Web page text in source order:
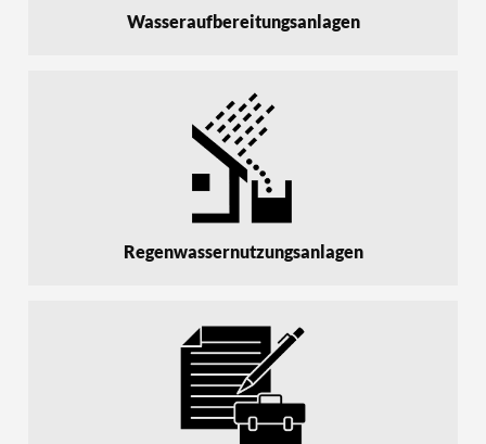
Wasseraufbereitungsanlagen
Regenwassernutzungsanlagen